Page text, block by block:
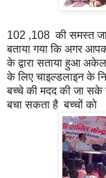
102 ,108 की समस्त
बताया गया कि अगर
के द्वारा सताया हुआ
के लिए चाइल्डलाइन के
बच्चे की मदद की जा सके
बचा सकता है बच्चों को